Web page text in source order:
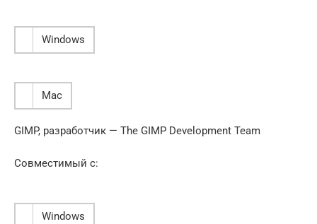
Windows
Mac
GIMP, разработчик — The GIMP Development Team
Совместимый с:
Windows